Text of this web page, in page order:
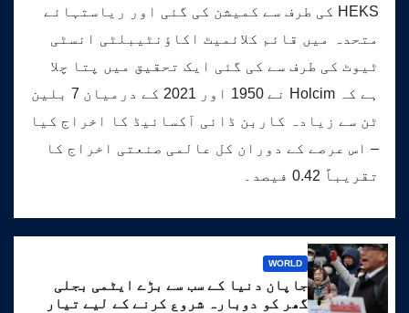
HEKS کی طرف سے کمیشن کی گئی اور ریاستہائے
متحدہ میں قائم کلائمیٹ اکاؤنٹیبلٹی انسٹی
ٹیوٹ کی طرف سے کی گئی ایک تحقیق میں پتا چلا
ہے کہ Holcim نے 1950 اور 2021 کے درمیان 7 بلین
ٹن سے زیادہ کاربن ڈائی آکسائیڈ کا اخراج کیا
– اس عرصے کے دوران کل عالمی صنعتی اخراج کا
تقریباً 0.42 فیصد۔
WORLD
جاپان دنیا کے سب سے بڑے ایٹمی بجلی
گھر کو دوبارہ شروع کرنے کے لیے تیار